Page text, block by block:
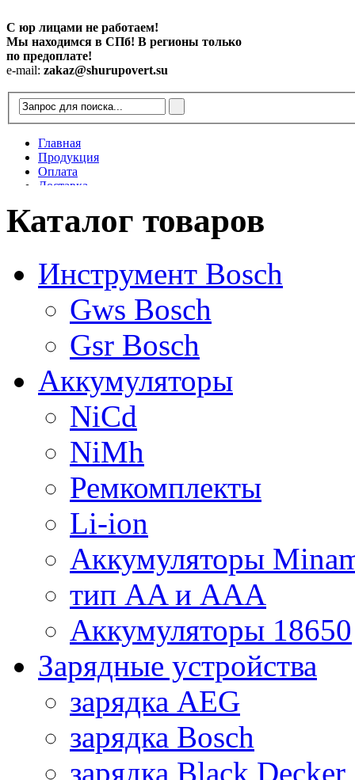
С юр лицами не работаем!
Мы находимся в СПб! В регионы только
по предоплате!
e-mail: zakaz@shurupovert.su
Главная
Продукция
Оплата
Доставка
Статьи
Каталог товаров
Инструмент Bosch
Gws Bosch
Gsr Bosch
Аккумуляторы
NiCd
NiMh
Ремкомплекты
Li-ion
Аккумуляторы
тип AA и AAA
Аккумуляторы 18650
Зарядные устройства
зарядка AEG
зарядка Bosch
зарядка Black Decker